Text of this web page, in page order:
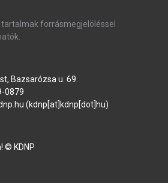
forrásmegjelöléssel
Bazsarózsa u. 69.
0879
.hu (kdnp[at]kdnp[dot]hu)
© KDNP